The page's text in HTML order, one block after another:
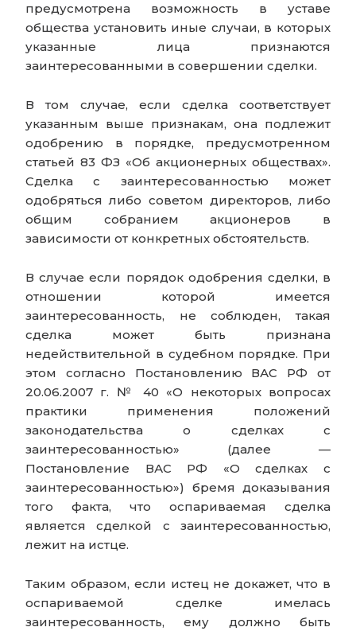
предусмотрена возможность в уставе
общества установить иные случаи, в которых
указанные лица признаются
заинтересованными в совершении сделки.
В том случае, если сделка соответствует
указанным выше признакам, она подлежит
одобрению в порядке, предусмотренном
статьей 83 ФЗ «Об акционерных обществах».
Сделка с заинтересованностью может
одобряться либо советом директоров, либо
общим собранием акционеров в
зависимости от конкретных обстоятельств.
В случае если порядок одобрения сделки, в
отношении которой имеется
заинтересованность, не соблюден, такая
сделка может быть признана
недействительной в судебном порядке. При
этом согласно Постановлению ВАС РФ от
20.06.2007 г. № 40 «О некоторых вопросах
практики применения положений
законодательства о сделках с
заинтересованностью» (далее —
Постановление ВАС РФ «О сделках с
заинтересованностью») бремя доказывания
того факта, что оспариваемая сделка
является сделкой с заинтересованностью,
лежит на истце.
Таким образом, если истец не докажет, что в
оспариваемой сделке имелась
заинтересованность, ему должно быть